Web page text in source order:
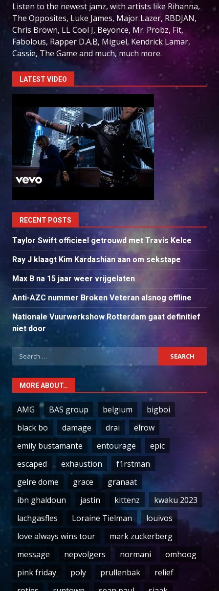
Listen to the newest jamz, with artists like Rihanna,
The Opposites, Luke James, Major Lazer, RBDJAN,
Chris Brown, LL Cool J, Beyonce, Mr. Probz, Fit,
Fabolous, Rapper D.A.B, Miguel, Kendrick Lamar,
Cassie, The Game and much, much more.
LATEST VIDEO
RECENT POSTS
Taylor Swift officieel getrouwd met Travis Kelce
Ray J klaagt Kim Kardashian aan om sekstape
Max B na 15 jaar weer vrijgelaten
Anti-AZC nummer Broken Veteran alsnog offline
Nationale Vuurwerkshow Rotterdam gaat definitief
niet door
Search
for:
MORE ABOUT…
AMG BAS group belgium
bigboi
black bo
damage drai
elrow
emily bustamante
entourage
epic
escaped
exhaustion
f1rstman
gelre dome
grace
granaat
ibn ghaldoun
jastin kittenz
kwaku 2023
lachgasfles
Loraine Tielman
louivos
love always wins tour
mark zuckerberg
message
nepvolgers normani
omhoog
pink friday
poly prullenbak
relief